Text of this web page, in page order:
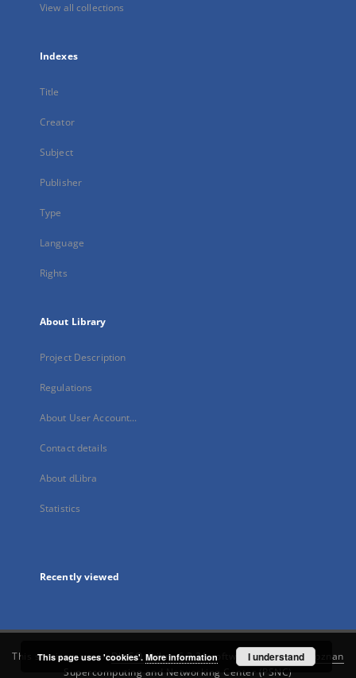
View all collections
Indexes
Title
Creator
Subject
Publisher
Type
Language
Rights
About Library
Project Description
Regulations
About User Account...
Contact details
About dLibra
Statistics
Recently viewed
This service runs onDInGO dLibra 6.3.21software created by
Poznan
Supercomputing and Networking Center (PSNC)
This page uses 'cookies'. More information I understand